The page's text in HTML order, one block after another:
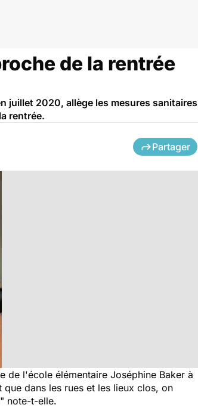
de la rentrée
juillet 2020, allège les mesures sanitaires
rentrée.
Partager
de l'école élémentaire Joséphine Baker à
dans les rues et les lieux clos, on
note-t-elle.